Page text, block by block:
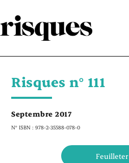
Risques n° 111
Septembre 2017
N° ISBN : 978-2-35588-078-0
Feuilleter